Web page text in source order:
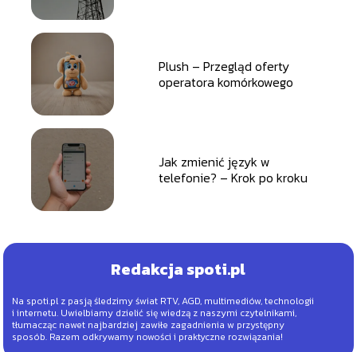
Plush – Przegląd oferty
operatora komórkowego
Jak zmienić język w
telefonie? – Krok po kroku
Redakcja spoti.pl
Na spoti.pl z pasją śledzimy świat RTV, AGD, multimediów, technologii
i internetu. Uwielbiamy dzielić się wiedzą z naszymi czytelnikami,
tłumacząc nawet najbardziej zawiłe zagadnienia w przystępny
sposób. Razem odkrywamy nowości i praktyczne rozwiązania!